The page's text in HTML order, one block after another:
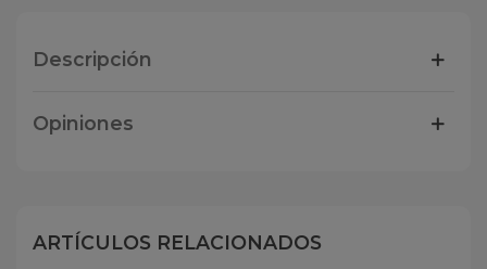
Descripción
Opiniones
ARTÍCULOS RELACIONADOS